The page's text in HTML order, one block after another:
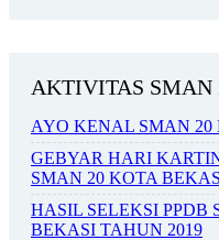
AKTIVITAS SMAN
AYO KENAL SMAN
GEBYAR HARI
SMAN 20 KOTA
HASIL SELEKSI PPDB
BEKASI TAHUN 2019